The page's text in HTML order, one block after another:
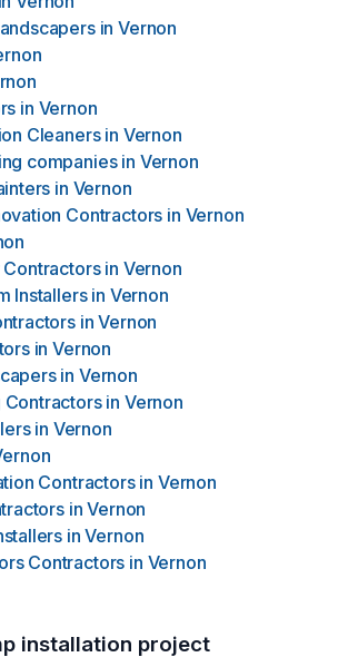
in Vernon
in Vernon
Cleaners in Vernon
companies in Vernon
in Vernon
Contractors in Vernon
Contractors in Vernon
Installers in Vernon
in Vernon
in Vernon
in Vernon
in Vernon
in Vernon
Contractors in Vernon
in Vernon
in Vernon
Contractors in Vernon
installation project